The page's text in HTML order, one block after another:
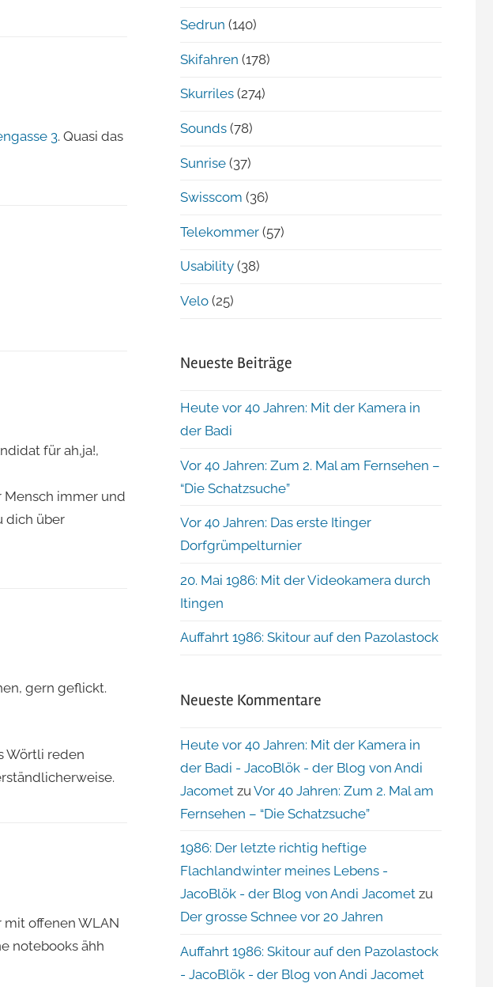
3. Quasi das
für ah,ja!,
Mensch immer und
dich über
gern geflickt.
Wörtli reden
mit offenen WLAN
notebooks ähh
Sedrun (140)
Skifahren (178)
Skurriles (274)
Sounds (78)
Sunrise (37)
Swisscom (36)
Telekommer (57)
Usability (38)
Velo (25)
Neueste Beiträge
Heute vor 40 Jahren: Mit der Kamera in
der Badi
Vor 40 Jahren: Zum 2. Mal am Fernsehen –
“Die Schatzsuche”
Vor 40 Jahren: Das erste Itinger
Dorfgrümpelturnier
20. Mai 1986: Mit der Videokamera durch
Itingen
Auffahrt 1986: Skitour auf den Pazolastock
Neueste Kommentare
Heute vor 40 Jahren: Mit der Kamera in
der Badi - JacoBlök - der Blog von Andi
Jacomet zu Vor 40 Jahren: Zum 2. Mal am
Fernsehen – “Die Schatzsuche”
1986: Der letzte richtig heftige
Flachlandwinter meines Lebens -
JacoBlök - der Blog von Andi Jacomet zu
Der grosse Schnee vor 20 Jahren
Auffahrt 1986: Skitour auf den Pazolastock
- JacoBlök - der Blog von Andi Jacomet